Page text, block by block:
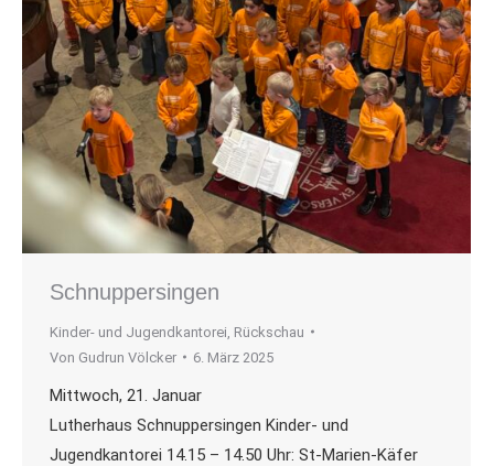
Schnuppersingen
Kinder- und Jugendkantorei Rückschau
Von Gudrun Völcker 6. März 2025
Mittwoch, 21. Januar
Lutherhaus Schnuppersingen Kinder- und
Jugendkantorei 14.15 – 14.50 Uhr: St-Marien-Käfer